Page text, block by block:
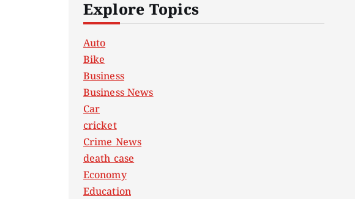
Explore Topics
Auto
Bike
Business
Business News
Car
cricket
Crime News
death case
Economy
Education